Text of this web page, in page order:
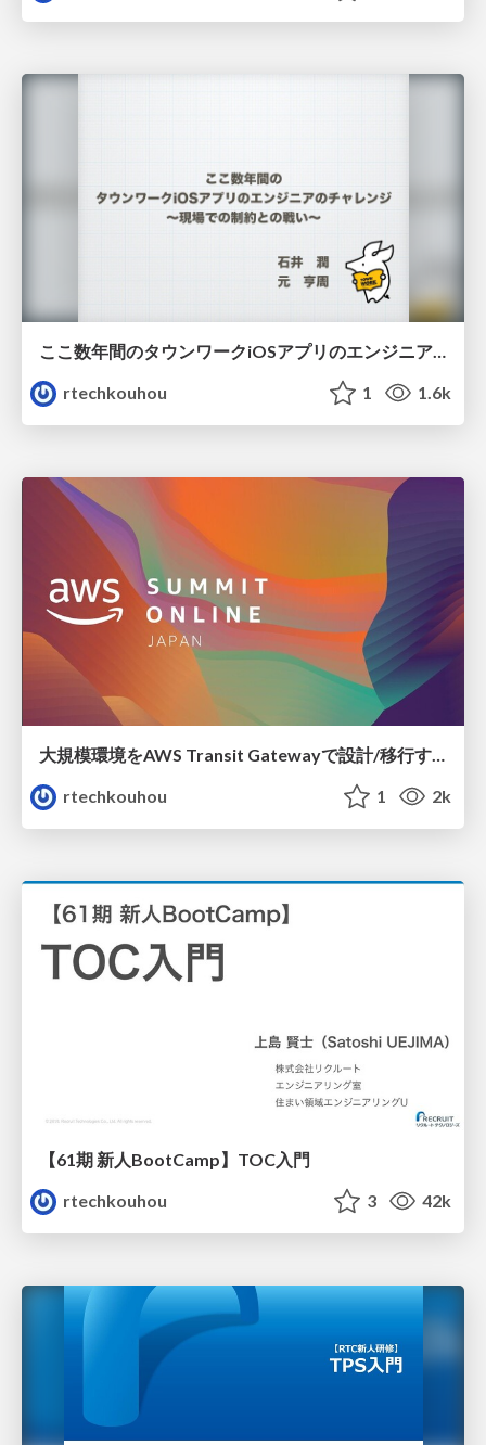
ここ数年間のタウンワークiOSアプリのエンジニアのチャレンジ
rtechkouhou
1 1.6k
大規模環境をAWS Transit Gatewayで設計/移行する前に考える3つのポイントと移行への挑戦
rtechkouhou
1 2k
【61期 新人BootCamp】TOC入門
rtechkouhou
3 42k